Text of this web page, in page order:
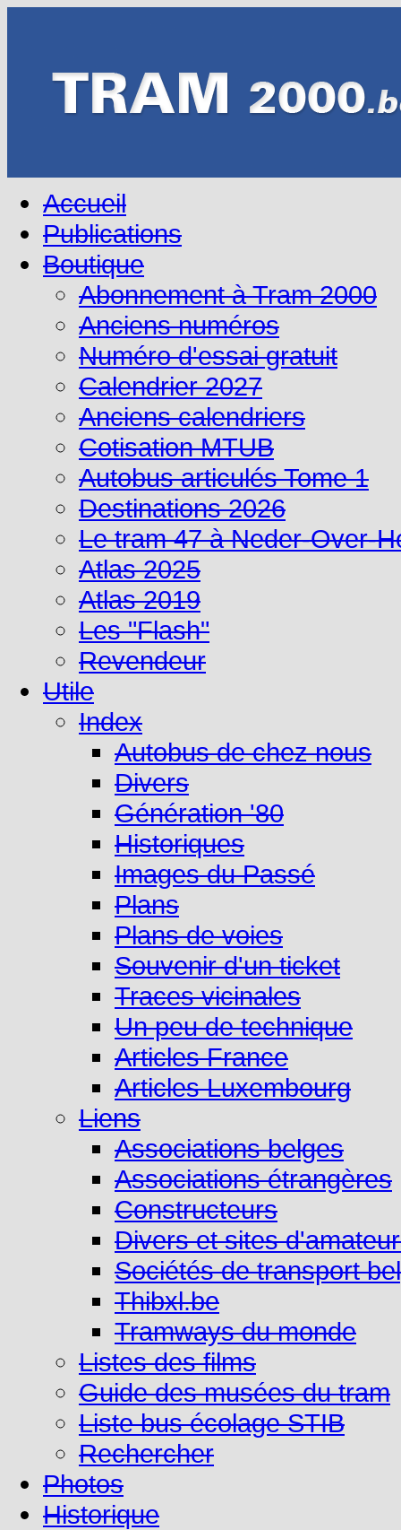
Accueil
Publications
Boutique
Abonnement à Tram 2000
Anciens numéros
Numéro d'essai gratuit
Calendrier 2027
Anciens calendriers
Cotisation MTUB
Autobus articulés Tome 1
Destinations 2026
Le tram 47 à Neder-Over-
Atlas 2025
Atlas 2019
Les "Flash"
Revendeur
Utile
Index
Autobus de chez nous
Divers
Génération '80
Historiques
Images du Passé
Plans
Plans de voies
Souvenir d'un ticket
Traces vicinales
Un peu de technique
Articles France
Articles Luxembourg
Liens
Associations belges
Associations étrangères
Constructeurs
Divers et sites
Sociétés de transport
Thibxl.be
Tramways du monde
Listes des films
Guide des musées du tram
Liste bus écolage STIB
Rechercher
Photos
Historique